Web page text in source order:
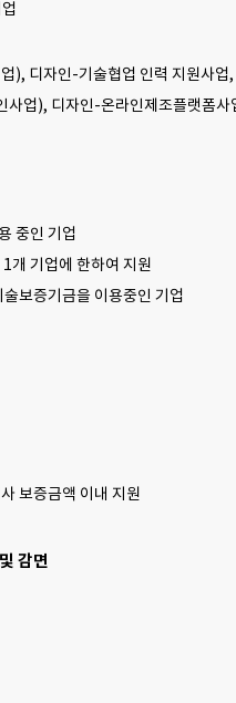
), 디자인-기술협업 인력 지원사
사업), 디자인-온라인제조플랫폼
중인 기업
개 기업에 한하여 지원
보증기금을 이용중인 기업
보증금액 이내 지원
감면